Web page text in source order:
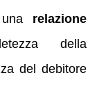
una relazione
della
del debitore